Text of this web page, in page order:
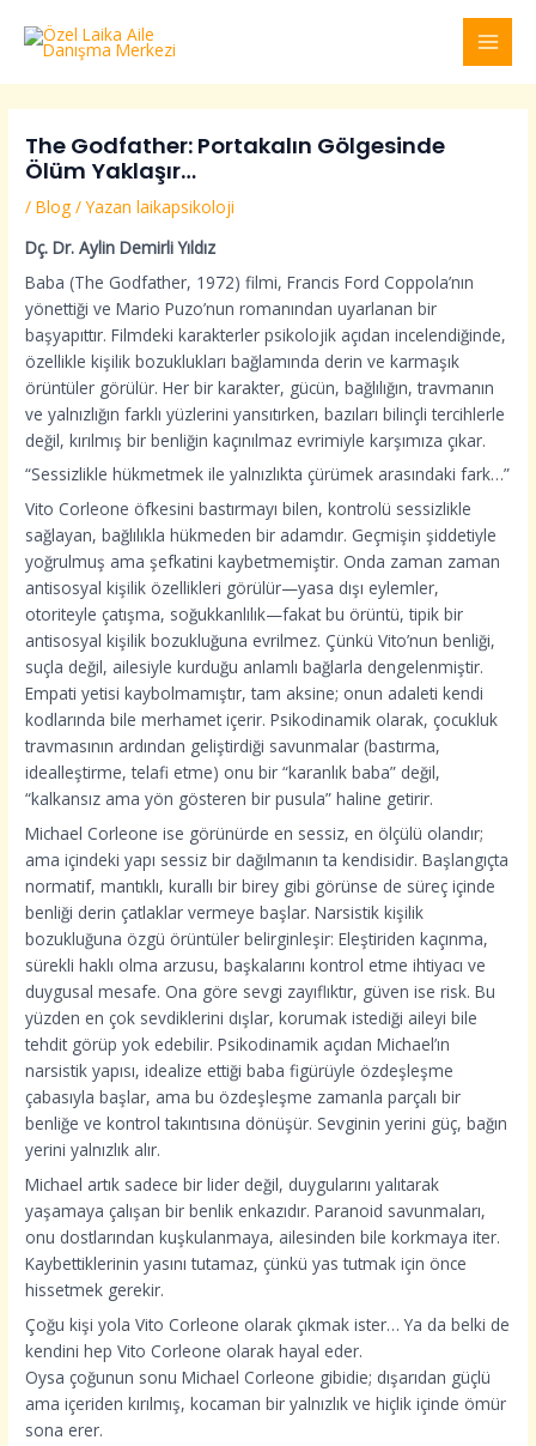
atla
The Godfather: Portakalın Gölgesinde
Ölüm Yaklaşır…
/Blog / Yazan laikapsikoloji
Dç. Dr. Aylin Demirli Yıldız
Baba (The Godfather, 1972) filmi, Francis Ford Coppola’nın
yönettiği ve Mario Puzo’nun romanından uyarlanan bir
başyapıttır. Filmdeki karakterler psikolojik açıdan incelendiğinde,
özellikle kişilik bozuklukları bağlamında derin ve karmaşık
örüntüler görülür. Her bir karakter, gücün, bağlılığın, travmanın
ve yalnızlığın farklı yüzlerini yansıtırken, bazıları bilinçli tercihlerle
değil, kırılmış bir benliğin kaçınılmaz evrimiyle karşımıza çıkar.
“Sessizlikle hükmetmek ile yalnızlıkta çürümek arasındaki fark…”
Vito Corleone öfkesini bastırmayı bilen, kontrolü sessizlikle
sağlayan, bağlılıkla hükmeden bir adamdır. Geçmişin şiddetiyle
yoğrulmuş ama şefkatini kaybetmemiştir. Onda zaman zaman
antisosyal kişilik özellikleri görülür—yasa dışı eylemler,
otoriteyle çatışma, soğukkanlılık—fakat bu örüntü, tipik bir
antisosyal kişilik bozukluğuna evrilmez. Çünkü Vito’nun benliği,
suçla değil, ailesiyle kurduğu anlamlı bağlarla dengelenmiştir.
Empati yetisi kaybolmamıştır, tam aksine; onun adaleti kendi
kodlarında bile merhamet içerir. Psikodinamik olarak, çocukluk
travmasının ardından geliştirdiği savunmalar (bastırma,
idealleştirme, telafi etme) onu bir “karanlık baba” değil,
“kalkansız ama yön gösteren bir pusula” haline getirir.
Michael Corleone ise görünürde en sessiz, en ölçülü olandır;
ama içindeki yapı sessiz bir dağılmanın ta kendisidir. Başlangıçta
normatif, mantıklı, kurallı bir birey gibi görünse de süreç içinde
benliği derin çatlaklar vermeye başlar. Narsistik kişilik
bozukluğuna özgü örüntüler belirginleşir: Eleştiriden kaçınma,
sürekli haklı olma arzusu, başkalarını kontrol etme ihtiyacı ve
duygusal mesafe. Ona göre sevgi zayıflıktır, güven ise risk. Bu
yüzden en çok sevdiklerini dışlar, korumak istediği aileyi bile
tehdit görüp yok edebilir. Psikodinamik açıdan Michael’ın
narsistik yapısı, idealize ettiği baba figürüyle özdeşleşme
çabasıyla başlar, ama bu özdeşleşme zamanla parçalı bir
benliğe ve kontrol takıntısına dönüşür. Sevginin yerini güç, bağın
yerini yalnızlık alır.
Michael artık sadece bir lider değil, duygularını yalıtarak
yaşamaya çalışan bir benlik enkazıdır. Paranoid savunmaları,
onu dostlarından kuşkulanmaya, ailesinden bile korkmaya iter.
Kaybettiklerinin yasını tutamaz, çünkü yas tutmak için önce
hissetmek gerekir.
Çoğu kişi yola Vito Corleone olarak çıkmak ister… Ya da belki de
kendini hep Vito Corleone olarak hayal eder.
Oysa çoğunun sonu Michael Corleone gibidie; dışarıdan güçlü
ama içeriden kırılmış, kocaman bir yalnızlık ve hiçlik içinde ömür
sona erer.
dolaşımı